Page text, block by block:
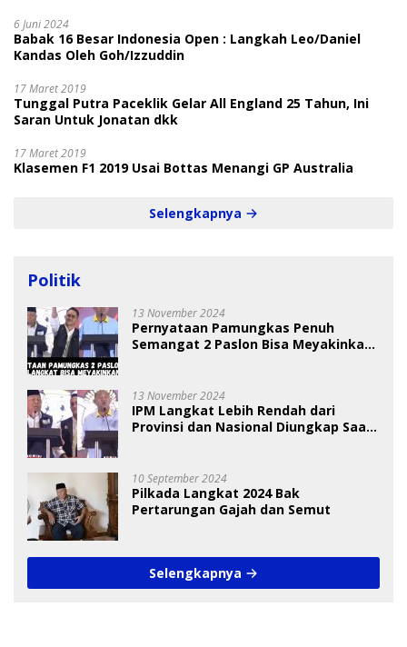
6 Juni 2024
Babak 16 Besar Indonesia Open : Langkah Leo/Daniel
Kandas Oleh Goh/Izzuddin
17 Maret 2019
Tunggal Putra Paceklik Gelar All England 25 Tahun, Ini
Saran Untuk Jonatan dkk
17 Maret 2019
Klasemen F1 2019 Usai Bottas Menangi GP Australia
Selengkapnya
Politik
13 November 2024
Pernyataan Pamungkas Penuh
Semangat 2 Paslon Bisa Meyakinkan
13 November 2024
IPM Langkat Lebih Rendah dari
Provinsi dan Nasional Diungkap Saat
10 September 2024
Pilkada Langkat 2024 Bak
Pertarungan Gajah dan Semut
Selengkapnya